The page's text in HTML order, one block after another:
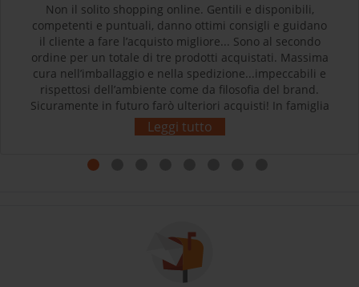
Non il solito shopping online. Gentili e disponibili,
competenti e puntuali, danno ottimi consigli e guidano
il cliente a fare l’acquisto migliore... Sono al secondo
ordine per un totale di tre prodotti acquistati. Massima
cura nell’imballaggio e nella spedizione...impeccabili e
rispettosi dell’ambiente come da filosofia del brand.
Sicuramente in futuro farò ulteriori acquisti! In famiglia
siamo tutti soddisfatti e contenti dei nostri acquisti.
Grazie! L’esperienza d’acquisto con Sherpa3 è stata
Leggi tutto